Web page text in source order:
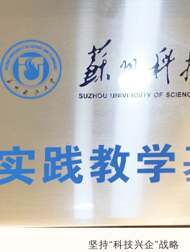
坚持“科技兴企”战略